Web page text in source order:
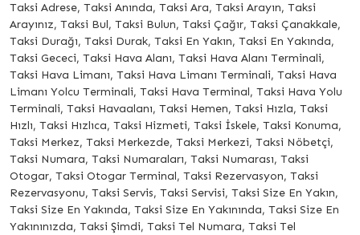
Taksi Adrese, Taksi Anında, Taksi Ara, Taksi Arayın, Taksi
Arayınız, Taksi Bul, Taksi Bulun, Taksi Çağır, Taksi Çanakkale,
Taksi Durağı, Taksi Durak, Taksi En Yakın, Taksi En Yakında,
Taksi Gececi, Taksi Hava Alanı, Taksi Hava Alanı Terminali,
Taksi Hava Limanı, Taksi Hava Limanı Terminali, Taksi Hava
Limanı Yolcu Terminali, Taksi Hava Terminal, Taksi Hava Yolu
Terminali, Taksi Havaalanı, Taksi Hemen, Taksi Hızla, Taksi
Hızlı, Taksi Hızlıca, Taksi Hizmeti, Taksi İskele, Taksi Konuma,
Taksi Merkez, Taksi Merkezde, Taksi Merkezi, Taksi Nöbetçi,
Taksi Numara, Taksi Numaraları, Taksi Numarası, Taksi
Otogar, Taksi Otogar Terminal, Taksi Rezervasyon, Taksi
Rezervasyonu, Taksi Servis, Taksi Servisi, Taksi Size En Yakın,
Taksi Size En Yakında, Taksi Size En Yakınında, Taksi Size En
Yakınınızda, Taksi Şimdi, Taksi Tel Numara, Taksi Tel